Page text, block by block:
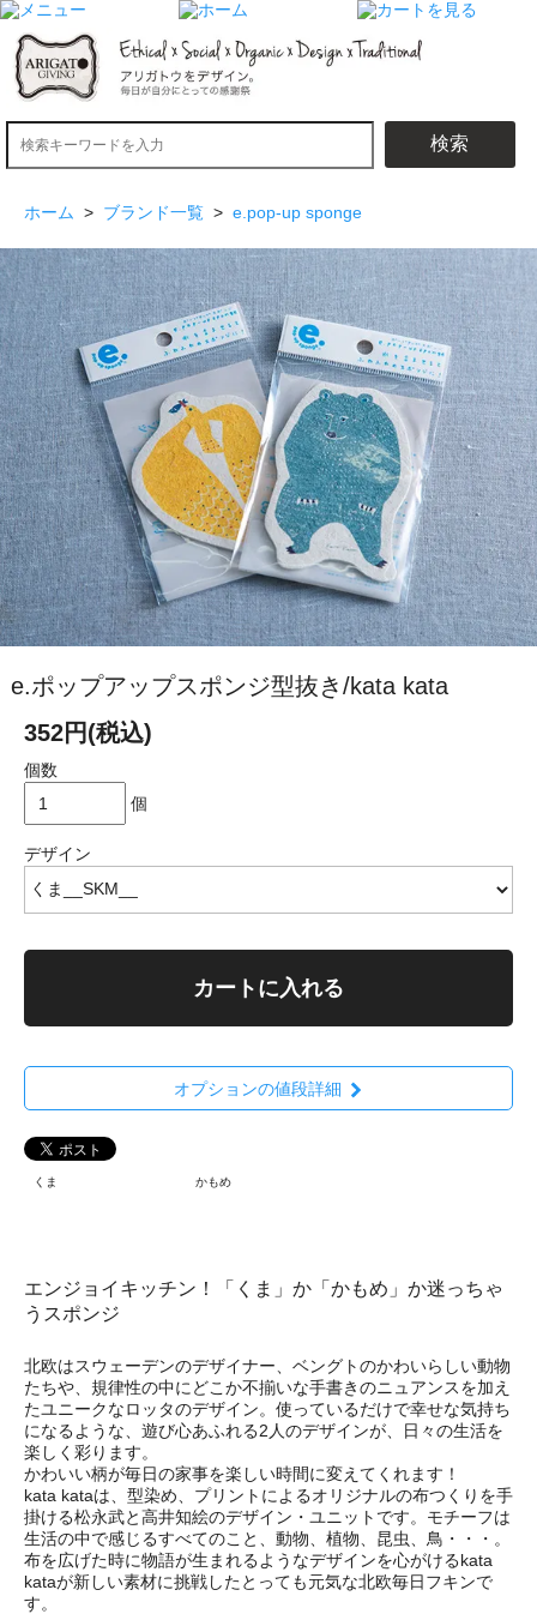
検索
ホーム > ブランド一覧 > e.pop-up sponge
e.ポップアップスポンジ型抜き/kata kata
352円(税込)
個数
個
デザイン
カートに入れる
オプションの値段詳細
くま かもめ
エンジョイキッチン！「くま」か「かもめ」か迷っちゃ
うスポンジ
北欧はスウェーデンのデザイナー、ベングトのかわいらしい動物
たちや、規律性の中にどこか不揃いな手書きのニュアンスを加え
たユニークなロッタのデザイン。使っているだけで幸せな気持ち
になるような、遊び心あふれる2人のデザインが、日々の生活を
楽しく彩ります。
かわいい柄が毎日の家事を楽しい時間に変えてくれます！
kata kataは、型染め、プリントによるオリジナルの布つくりを手
掛ける松永武と高井知絵のデザイン・ユニットです。モチーフは
生活の中で感じるすべてのこと、動物、植物、昆虫、鳥・・・。
布を広げた時に物語が生まれるようなデザインを心がけるkata
kataが新しい素材に挑戦したとっても元気な北欧毎日フキンで
す。